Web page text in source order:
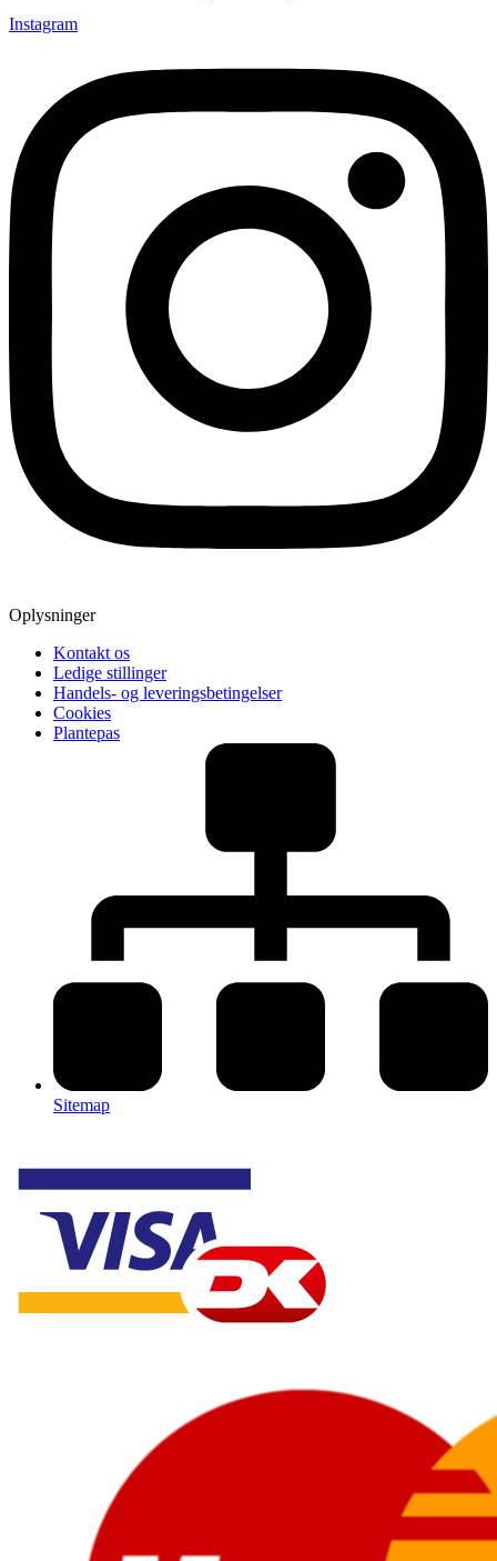
Instagram
Oplysninger
Kontakt os
Ledige stillinger
Handels- og leveringsbetingelser
Cookies
Plantepas
Sitemap